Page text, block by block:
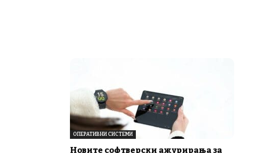
ОПЕРАТИВНИ СИСТЕМИ
Новите софтверски ажурирања за